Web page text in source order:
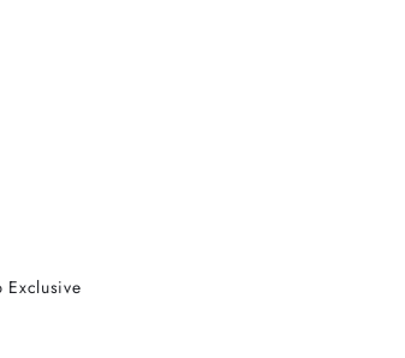
Exclusive